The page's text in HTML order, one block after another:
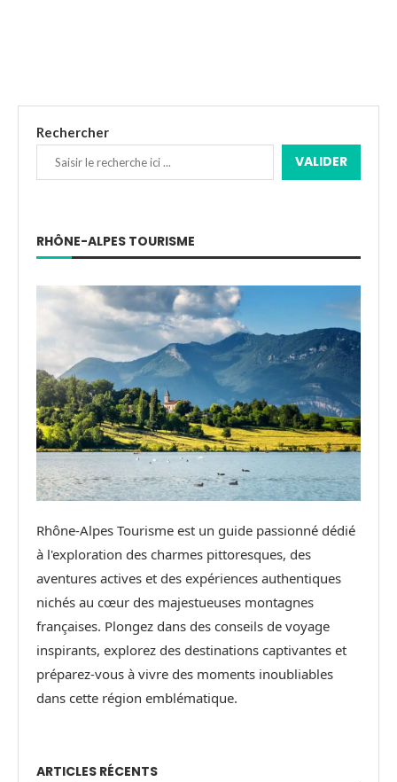
Rechercher
VALIDER
RHÔNE-ALPES TOURISME
Rhône-Alpes Tourisme est un guide passionné dédié
à l'exploration des charmes pittoresques, des
aventures actives et des expériences authentiques
nichés au cœur des majestueuses montagnes
françaises. Plongez dans des conseils de voyage
inspirants, explorez des destinations captivantes et
préparez-vous à vivre des moments inoubliables
dans cette région emblématique.
ARTICLES RÉCENTS